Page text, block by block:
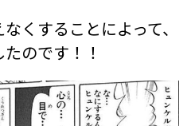
くすることによって、
のです！！